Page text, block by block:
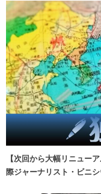
【次回から大幅リニュー
際ジャーナリスト・ビニ